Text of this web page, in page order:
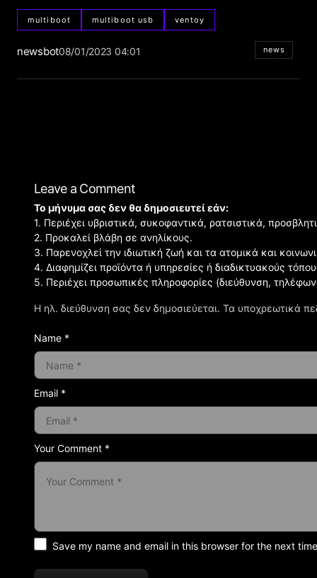
multiboot multiboot usb ventoy
newsbot08/01/2023 04:01 news
Leave a Comment
Η ηλ. διεύθυνση σας δεν δημοσιεύεται. Τα υποχρεωτικά
Your Comment *
Το μήνυμα σας δεν θα δημοσιευτεί εάν:
1. Περιέχει υβριστικά, συκοφαντικά, ρατσιστικά,
2. Προκαλεί βλάβη σε ανηλίκους.
3. Παρενοχλεί την ιδιωτική ζωή και τα ατομικά και
4. Διαφημίζει προϊόντα ή υπηρεσίες ή διαδικτυακούς
5. Περιέχει προσωπικές πληροφορίες (διεύθυνση,
Name *
Email *
Save my name and email in this browser for the next